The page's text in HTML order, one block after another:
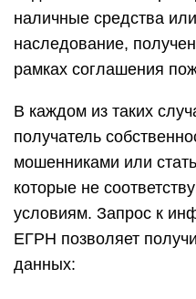
наличные средства
наследование,
рамках соглашения
В каждом из таких
получатель
мошенниками или
которые не
условиям. Запрос к
ЕГРН позволяет
данных: